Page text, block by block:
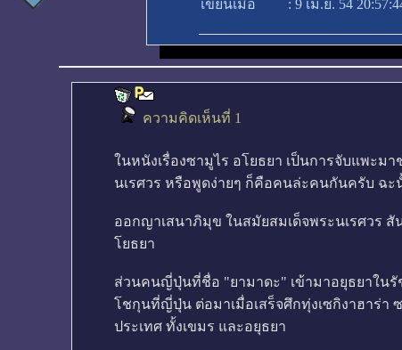
เขียนเมื่อ
: 9 เม.ย. 54
ความคิดเห็นที่ 1
ในหนังเรื่องซามูไร อโยธยา เป็นการจับแพะ
นเรศวร หรือพูดง่ายๆ ก็คือคนล่ะคนกันครับ ฉะ
ออกญาเสนาภิมุข ในสมัยสมเด็จพระนเรศวร
โยธยา
ส่วนคนญี่ปุ่นที่ชื่อ "ยามาดะ" เข้ามาอยุธยาในรั
โชกุนที่ญี่ปุ่น ต่อมาเมื่อเสร็จศึกทุ่งเซกิงาฮาร่
ประเทศ ทั้งเขมร และอยุธยา